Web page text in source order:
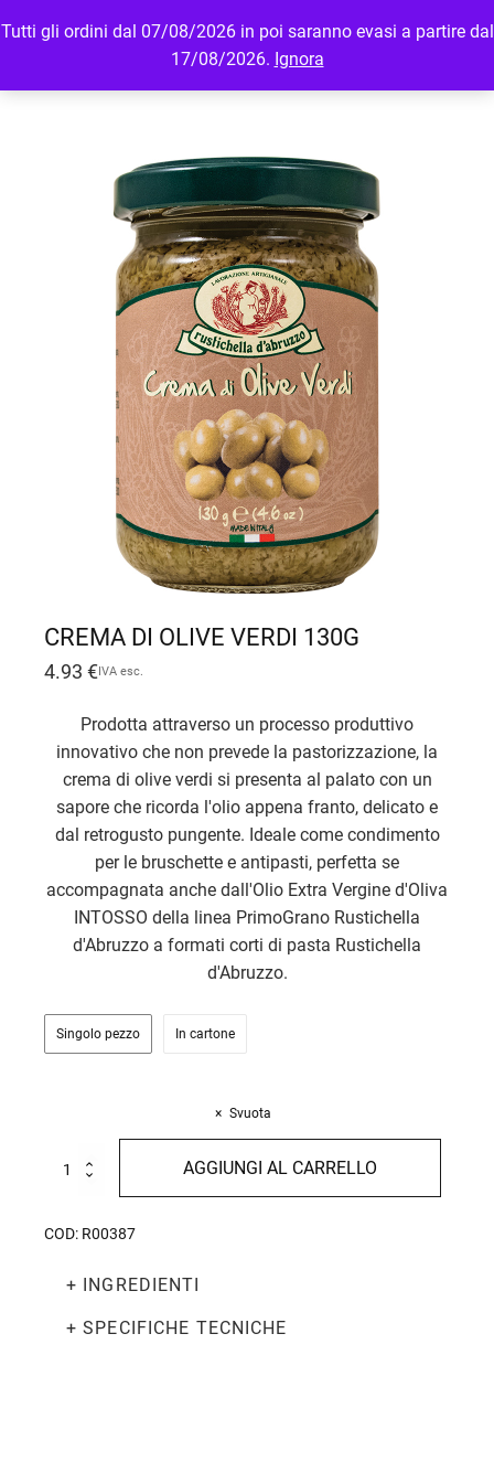
Tutti gli ordini dal 07/08/2026 in poi saranno evasi a partire dal
17/08/2026. Ignora
MENU LOGIN
CREMA DI OLIVE VERDI 130G
4.93 €IVA esc.
Prodotta attraverso un processo produttivo
innovativo che non prevede la pastorizzazione, la
crema di olive verdi si presenta al palato con un
sapore che ricorda l'olio appena franto, delicato e
dal retrogusto pungente. Ideale come condimento
per le bruschette e antipasti, perfetta se
accompagnata anche dall'Olio Extra Vergine d'Oliva
INTOSSO della linea PrimoGrano Rustichella
d'Abruzzo a formati corti di pasta Rustichella
d'Abruzzo.
Singolo pezzo In cartone
Svuota
130g
AGGIUNGI AL CARRELLO
COD: R00387
+ INGREDIENTI
+ SPECIFICHE TECNICHE